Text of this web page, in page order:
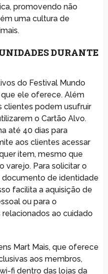
promovendo não
uma cultura de
DURANTE
do Festival Mundo
ele oferece. Além
clientes podem usufruir
o Cartão Alvo.
até 40 dias para
aos clientes acessar
item, mesmo que
varejo. Para solicitar o
documento de identidade
facilita a aquisição de
ou para o
ao cuidado
Mart Mais, que oferece
aos membros,
fi dentro das lojas da